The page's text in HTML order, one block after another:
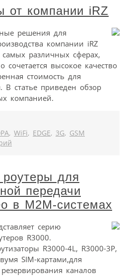
от компании iRZ
решения для
компании iRZ
различных сферах,
сочетается высокое качество
стоимость для
В статье приведен обзор
компанией.
, WiFi, EDGE, 3G, GSM
для
передачи
в М2М-системах
серию
R3000.
R3000-4L, R3000-3P,
SIM-картами,для
каналов